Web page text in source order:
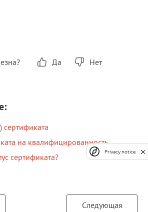
Да Нет
сертификата
на квалифицированность
сертификата?
Следующая
Privacy notice